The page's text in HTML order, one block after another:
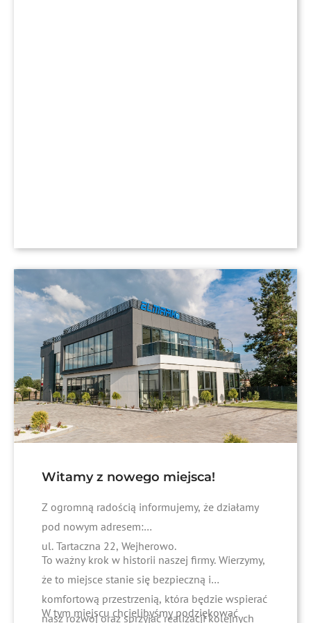
Witamy z nowego miejsca!
Z ogromną radością informujemy, że działamy
pod nowym adresem:
ul. Tartaczna 22, Wejherowo.
To ważny krok w historii naszej firmy. Wierzymy,
że to miejsce stanie się bezpieczną i
komfortową przestrzenią, która będzie wspierać
nasz rozwój oraz sprzyjać realizacji kolejnych
W tym miejscu chcielibyśmy podziękować